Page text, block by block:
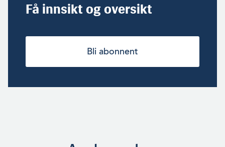
Få innsikt og oversikt
Bli abonnent